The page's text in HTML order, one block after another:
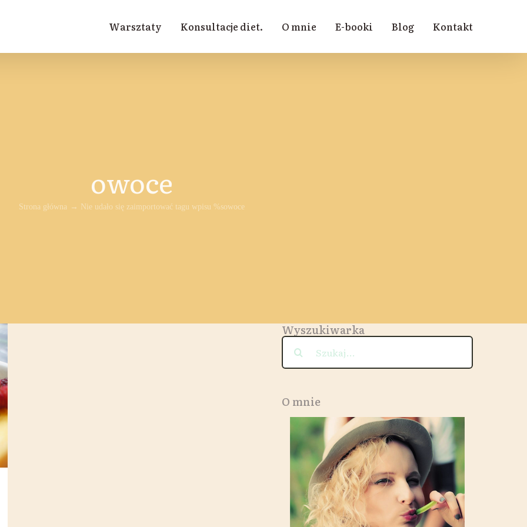
Warsztaty Konsultacje diet. O mnie E-booki Blog Kontakt
owoce
Strona główna Nie udało się zaimportować tagu wpisu %sowoce
Wyszukiwarka
O mnie